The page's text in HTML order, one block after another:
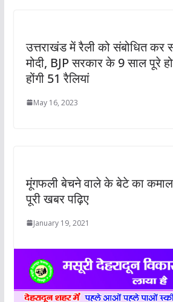
उत्तराखंड में रैली को संबोधित
मोदी, BJP सरकार के 9 साल पूरे
होंगी 51 रैलियां
May 16, 2023
मूंगफली बेचने वाले के बेटे का
पूरी खबर पढ़िए
January 19, 2021